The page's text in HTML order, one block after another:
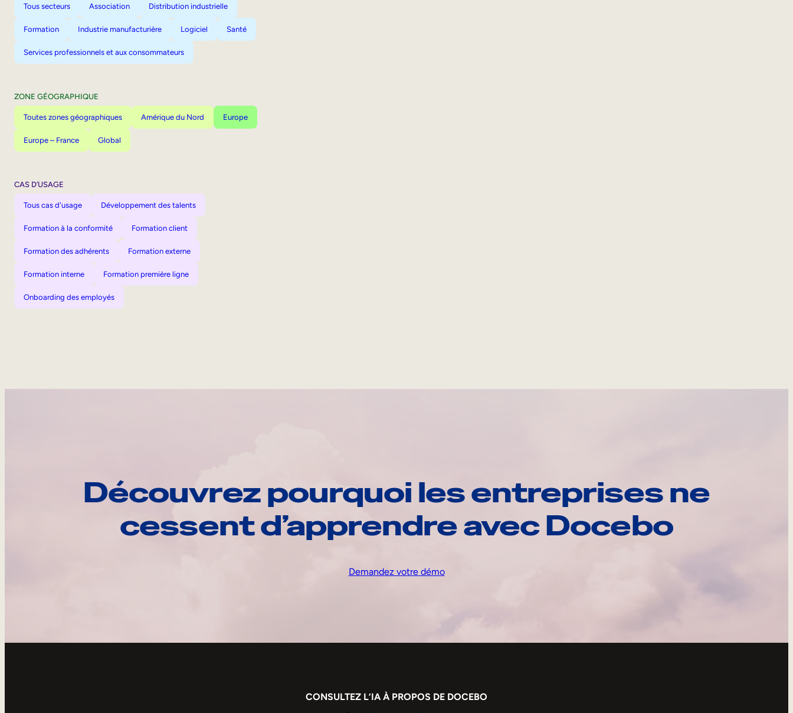
Tous secteurs Association Distribution industrielle
Formation Industrie manufacturière Logiciel Santé
Services professionnels et aux consommateurs
ZONE GÉOGRAPHIQUE
Toutes zones géographiques Amérique du Nord Europe
Europe – France Global
CAS D’USAGE
Tous cas d'usage Développement des talents
Formation à la conformité Formation client
Formation des adhérents Formation externe
Formation interne Formation première ligne
Onboarding des employés
Découvrez pourquoi les entreprises ne
cessent d’apprendre avec Docebo
Demandez votre démo
CONSULTEZ L’IA À PROPOS DE DOCEBO